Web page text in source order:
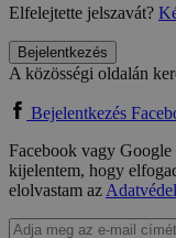
Elfelejtette jelszavát?
Bejelentkezés
A közösségi oldalán
Bejelentkezés
Facebook vagy
kijelentem, hogy
elolvastam az